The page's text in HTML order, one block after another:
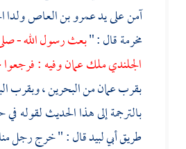
آمن على يدعمرو بن العاصولدا
مخرمةقال : "بعث رسول الله -
الجلنديملكعمانوفيه :
بقربعمانمنالبحرين، وبقرب
بالترجمة إلى هذا الحديث لقوله
طريقأبي لبيدقال : " خرج رجل